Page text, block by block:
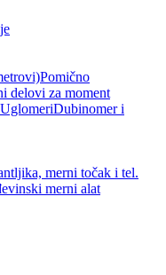
Pomično
delovi za moment
UglomeriDubinomer i
merni točak i tel.
merni alat